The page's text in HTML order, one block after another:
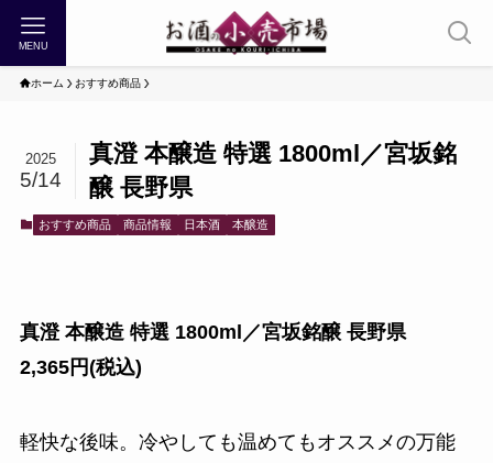
MENU
ホーム おすすめ商品
真澄 本醸造 特選 1800ml／宮坂銘
醸 長野県
2025
5/14
おすすめ商品 商品情報 日本酒 本醸造
真澄 本醸造 特選 1800ml／宮坂銘醸 長野県
2,365円(税込)
軽快な後味。冷やしても温めてもオススメの万能